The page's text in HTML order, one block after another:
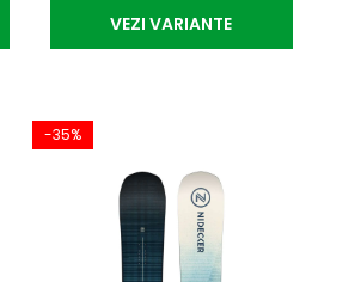
VEZI VARIANTE
-35%